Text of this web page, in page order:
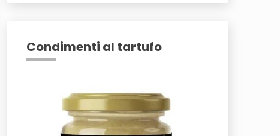
Condimenti al tartufo